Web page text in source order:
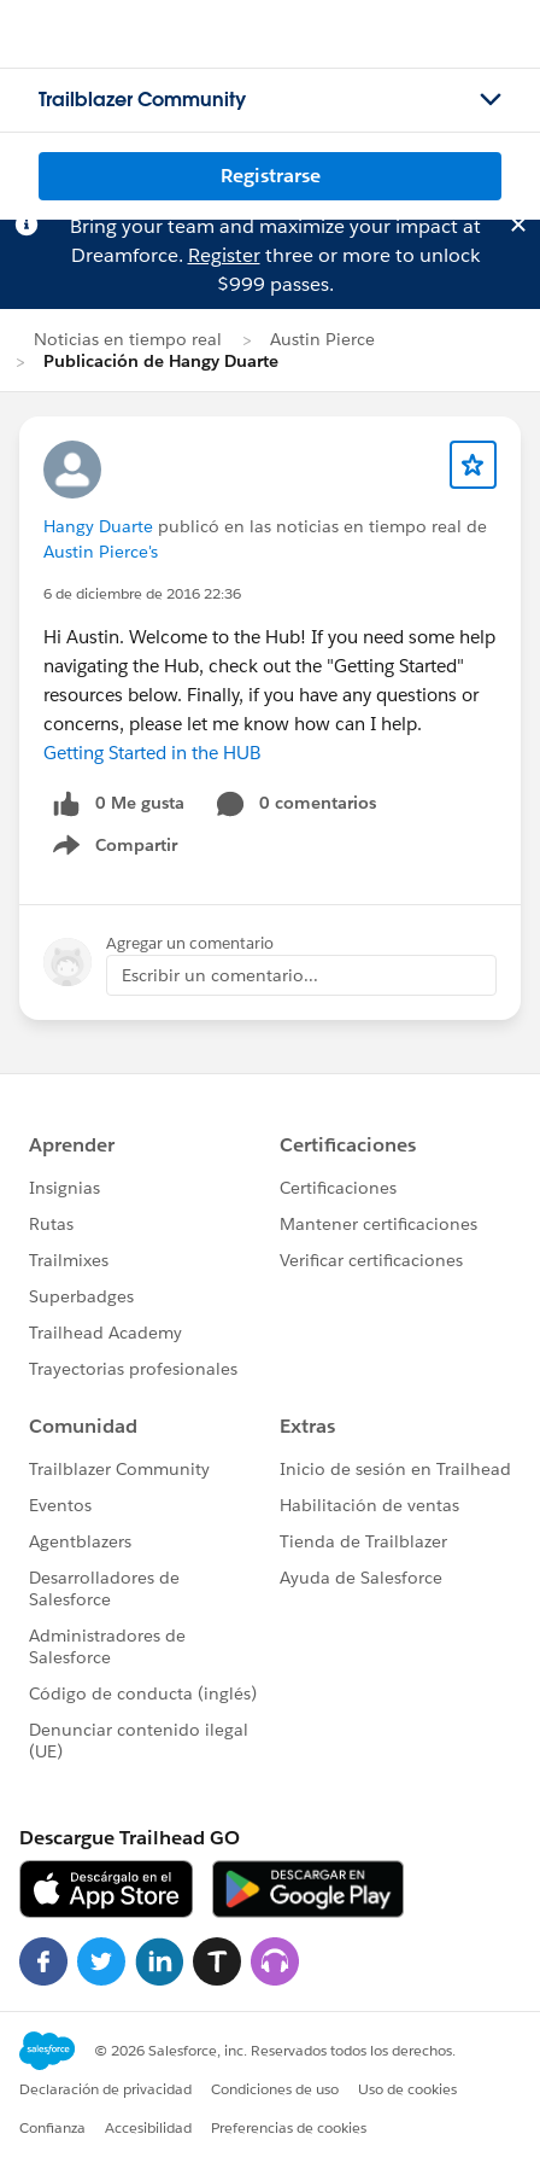
Trailblazer Community
Registrarse
Bring your team and maximize your impact at
Dreamforce. Registerthree or more to unlock
$999 passes.
Noticias en tiempo real
Austin Pierce
Publicación de Hangy Duarte
Hangy Duarte publicó en las noticias en tiempo real de
Austin Pierce's
6 de diciembre de 2016 22:36
Hi Austin. Welcome to the Hub! If you need some help
navigating the Hub, check out the "Getting Started"
resources below. Finally, if you have any questions or
concerns, please let me know how can I help.
Getting Started in the HUB
0 Me gusta
0 comentarios
Compartir
Show menu
Agregar un comentario
Escribir un comentario...